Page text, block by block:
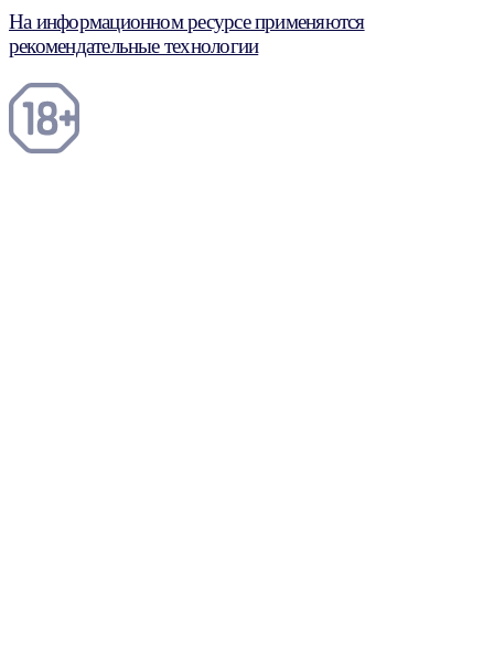
На информационном ресурсе применяются
рекомендательные технологии